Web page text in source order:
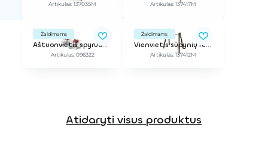
Artikulas: 137035M Artikulas: 137417M
Žaidimams
Aštuonvietis spyruokliukas "Boružėlė"
Artikulas: 096322
Žaidimams
Vienvietis sūpynių rėmas (be sėdynės)
Artikulas: 137412M
Atidaryti visus produktus